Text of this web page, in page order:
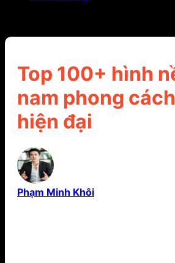
Top 100+ hình
nam phong
hiện đại
Phạm Minh Khôi